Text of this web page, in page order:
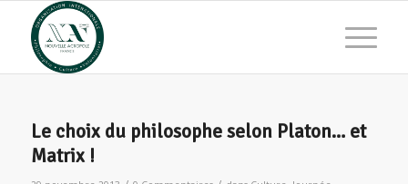
Le choix du philosophe selon Platon… et
Matrix !